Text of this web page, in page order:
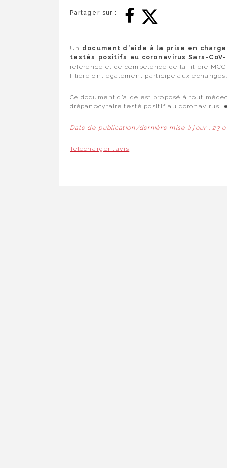
Partager sur :
Un document d’aide à la prise en
testés positifs au coronavirus Sars-CoV-
référence et de compétence de la filière
filière ont également participé aux échanges.
Ce document d’aide est proposé à tout
drépanocytaire testé positif au coronavirus,
Date de publication/dernière mise à jour : 23
Télécharger l’avis